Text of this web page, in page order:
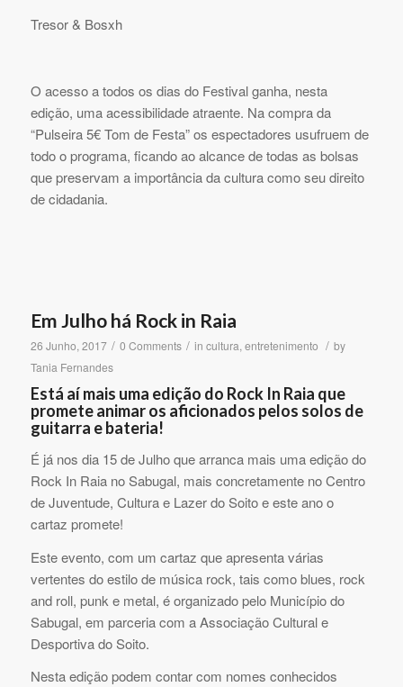
Tresor & Bosxh
O acesso a todos os dias do Festival ganha, nesta
edição, uma acessibilidade atraente. Na compra da
“Pulseira 5€ Tom de Festa” os espectadores usufruem de
todo o programa, ficando ao alcance de todas as bolsas
que preservam a importância da cultura como seu direito
de cidadania.
Em Julho há Rock in Raia
26 Junho, 2017 / 0 Comments / in cultura, entretenimento / by
Tania Fernandes
Está aí mais uma edição do Rock In Raia que
promete animar os aficionados pelos solos de
guitarra e bateria!
É já nos dia 15 de Julho que arranca mais uma edição do
Rock In Raia no Sabugal, mais concretamente no Centro
de Juventude, Cultura e Lazer do Soito e este ano o
cartaz promete!
Este evento, com um cartaz que apresenta várias
vertentes do estilo de música rock, tais como blues, rock
and roll, punk e metal, é organizado pelo Município do
Sabugal, em parceria com a Associação Cultural e
Desportiva do Soito.
Nesta edição podem contar com nomes conhecidos